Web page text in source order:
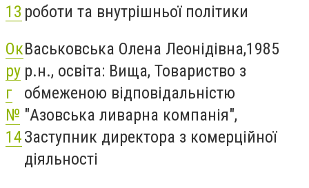
13 роботи та внутрішньої політики
Ок
ру
г
№
14
Васьковська Олена Леонідівна,1985
р.н., освіта: Вища, Товариство з
обмеженою відповідальністю
"Азовська ливарна компанія",
Заступник директора з комерційної
діяльності